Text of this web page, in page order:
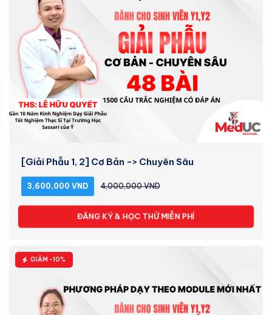
[Giải Phẫu 1, 2] Cơ Bản -> Chuyên Sâu
3,600,000 VND 4,000,000 VND
ĐĂNG KÝ & HỌC THỬ MIỄN PHÍ
GIẢM -10%